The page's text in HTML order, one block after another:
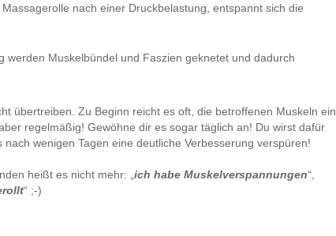
nach einer Druckbelastung, entspannt sich die
werden Muskelbündel und Faszien geknetet und dadurch
übertreiben. Zu Beginn reicht es oft, die betroffenen Muskeln ein
regelmäßig! Gewöhne dir es sogar täglich an! Du wirst dafür
wenigen Tagen eine deutliche Verbesserung verspüren!
heißt es nicht mehr: „ ich habe Muskelverspannungen“,
“ ;-)